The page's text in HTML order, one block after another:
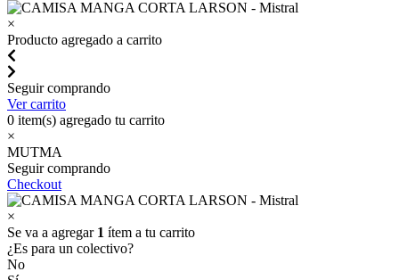
×
Producto agregado a carrito
Seguir comprando
Ver carrito
0 item(s) agregado tu carrito
×
MUTMA
Seguir comprando
Checkout
×
Se va a agregar 1 ítem a tu carrito
¿Es para un colectivo?
No